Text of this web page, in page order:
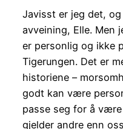
Javisst er jeg det,
avveining, Elle. Men
er personlig og ikke
Tigerungen. Det er
historiene –
godt kan være
passe seg for å
gjelder andre enn